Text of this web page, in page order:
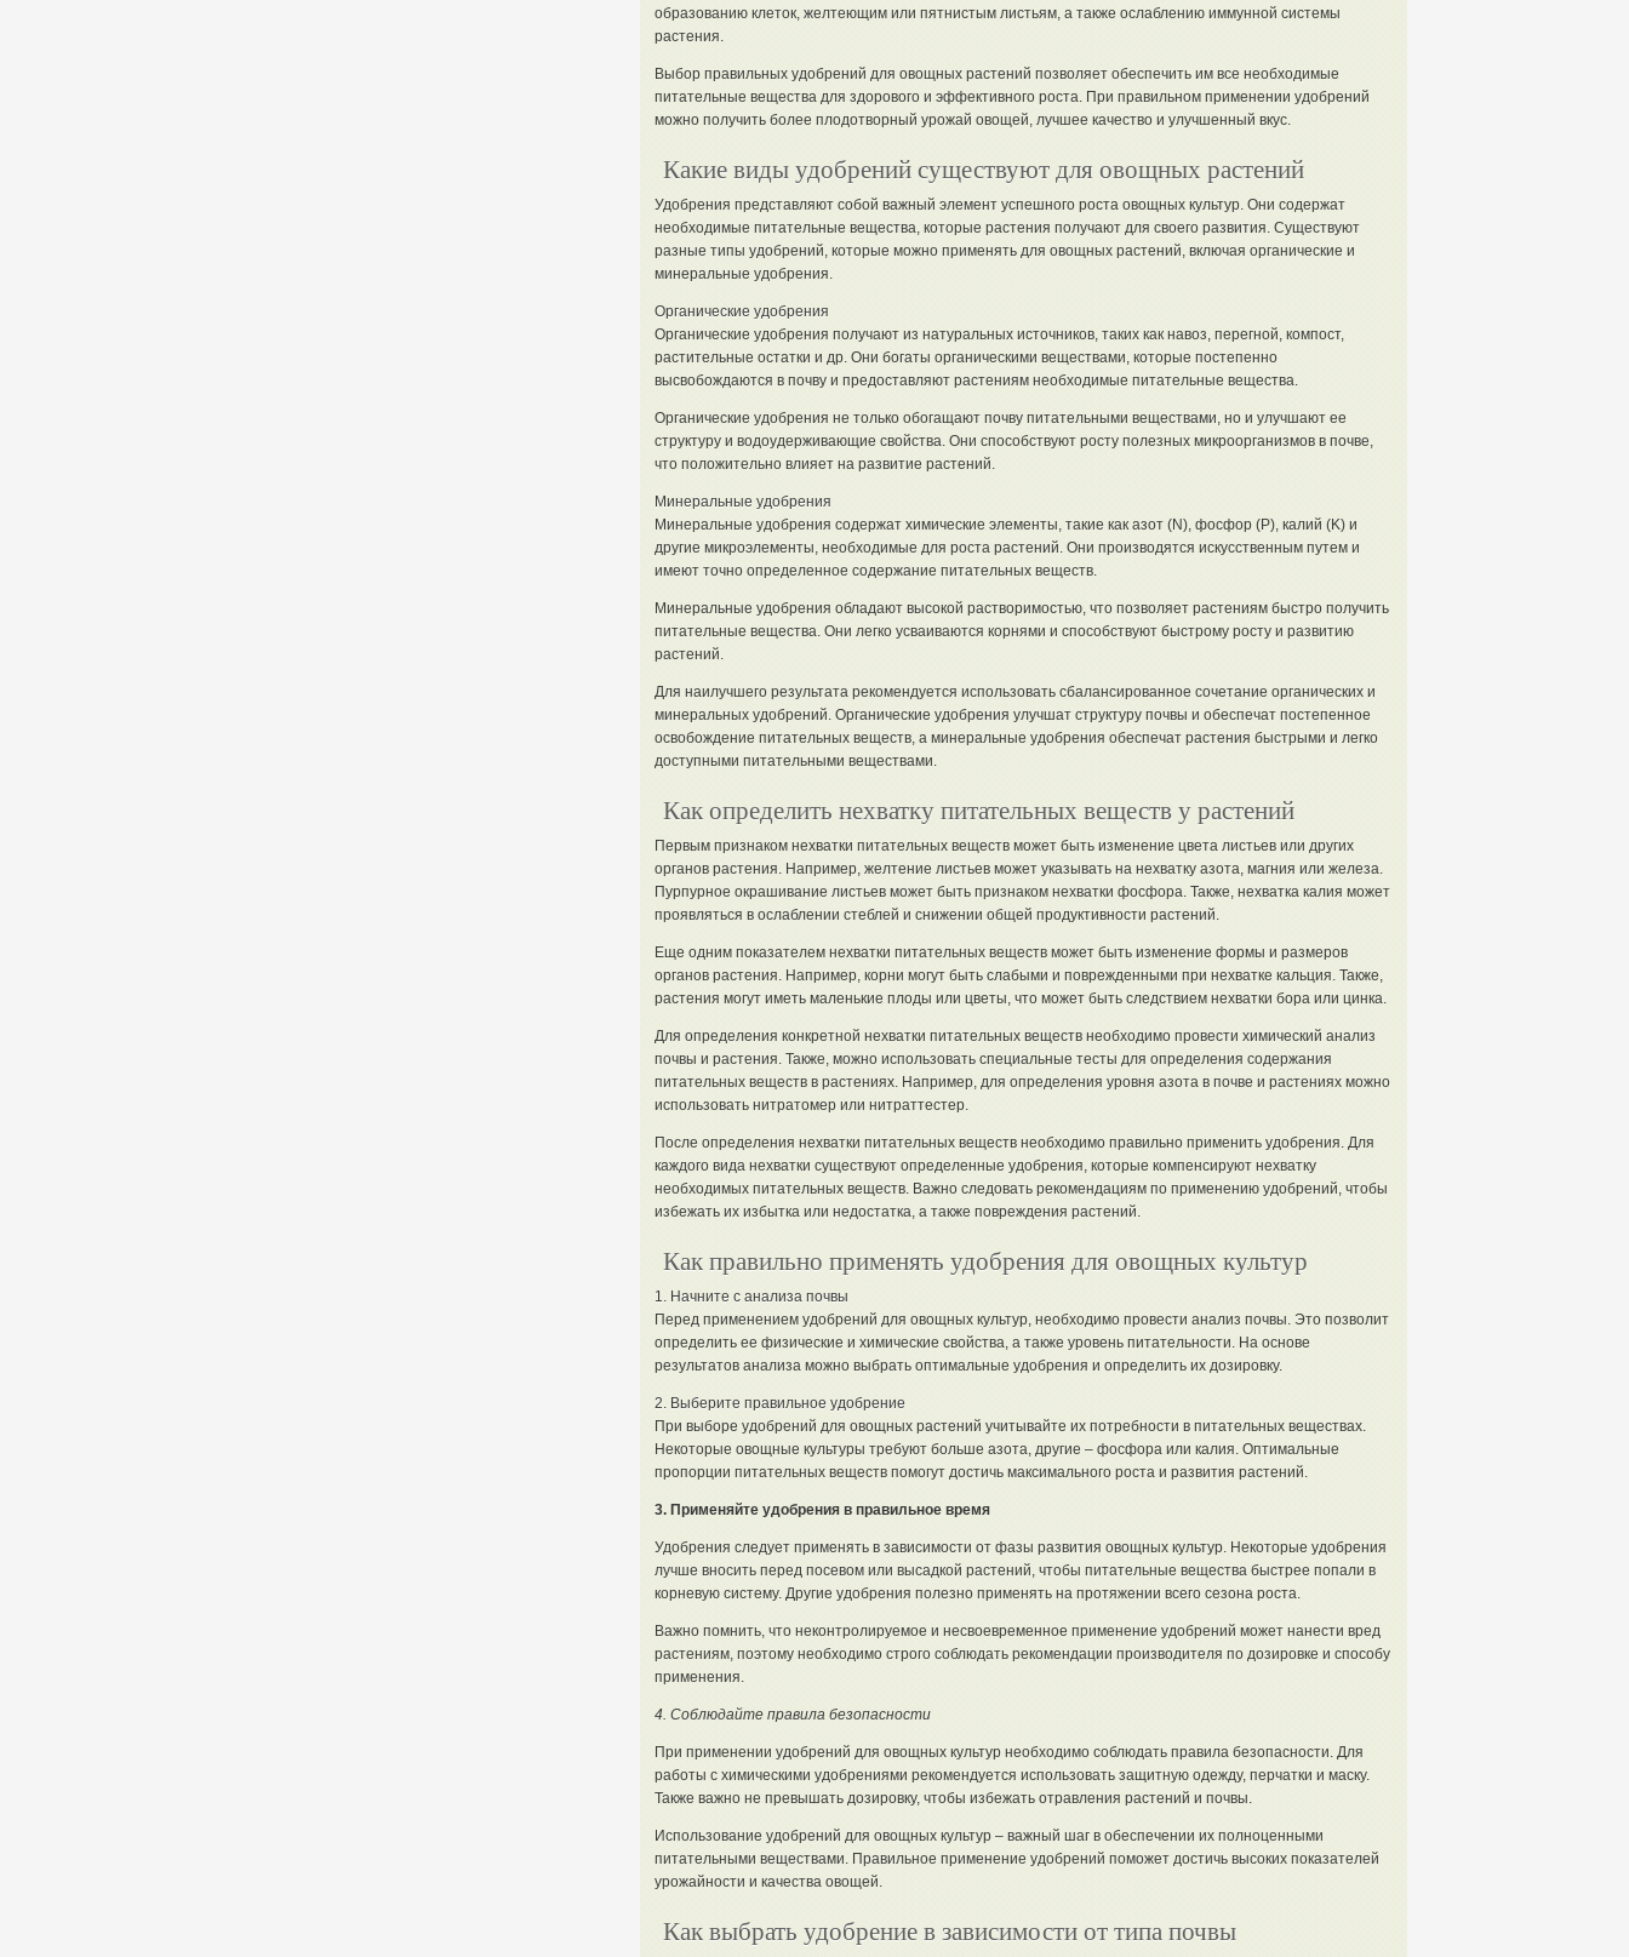
образованию клеток, желтеющим или пятнистым листьям, а также ослаблению иммунной системы
растения.
Выбор правильных удобрений для овощных растений позволяет обеспечить им все необходимые
питательные вещества для здорового и эффективного роста. При правильном применении удобрений
можно получить более плодотворный урожай овощей, лучшее качество и улучшенный вкус.
Какие виды удобрений существуют для овощных растений
Удобрения представляют собой важный элемент успешного роста овощных культур. Они содержат
необходимые питательные вещества, которые растения получают для своего развития. Существуют
разные типы удобрений, которые можно применять для овощных растений, включая органические и
минеральные удобрения.
Органические удобрения
Органические удобрения получают из натуральных источников, таких как навоз, перегной, компост,
растительные остатки и др. Они богаты органическими веществами, которые постепенно
высвобождаются в почву и предоставляют растениям необходимые питательные вещества.
Органические удобрения не только обогащают почву питательными веществами, но и улучшают ее
структуру и водоудерживающие свойства. Они способствуют росту полезных микроорганизмов в почве,
что положительно влияет на развитие растений.
Минеральные удобрения
Минеральные удобрения содержат химические элементы, такие как азот (N), фосфор (P), калий (K) и
другие микроэлементы, необходимые для роста растений. Они производятся искусственным путем и
имеют точно определенное содержание питательных веществ.
Минеральные удобрения обладают высокой растворимостью, что позволяет растениям быстро получить
питательные вещества. Они легко усваиваются корнями и способствуют быстрому росту и развитию
растений.
Для наилучшего результата рекомендуется использовать сбалансированное сочетание органических и
минеральных удобрений. Органические удобрения улучшат структуру почвы и обеспечат постепенное
освобождение питательных веществ, а минеральные удобрения обеспечат растения быстрыми и легко
доступными питательными веществами.
Как определить нехватку питательных веществ у растений
Первым признаком нехватки питательных веществ может быть изменение цвета листьев или других
органов растения. Например, желтение листьев может указывать на нехватку азота, магния или железа.
Пурпурное окрашивание листьев может быть признаком нехватки фосфора. Также, нехватка калия может
проявляться в ослаблении стеблей и снижении общей продуктивности растений.
Еще одним показателем нехватки питательных веществ может быть изменение формы и размеров
органов растения. Например, корни могут быть слабыми и поврежденными при нехватке кальция. Также,
растения могут иметь маленькие плоды или цветы, что может быть следствием нехватки бора или цинка.
Для определения конкретной нехватки питательных веществ необходимо провести химический анализ
почвы и растения. Также, можно использовать специальные тесты для определения содержания
питательных веществ в растениях. Например, для определения уровня азота в почве и растениях можно
использовать нитратомер или нитраттестер.
После определения нехватки питательных веществ необходимо правильно применить удобрения. Для
каждого вида нехватки существуют определенные удобрения, которые компенсируют нехватку
необходимых питательных веществ. Важно следовать рекомендациям по применению удобрений, чтобы
избежать их избытка или недостатка, а также повреждения растений.
Как правильно применять удобрения для овощных культур
1. Начните с анализа почвы
Перед применением удобрений для овощных культур, необходимо провести анализ почвы. Это позволит
определить ее физические и химические свойства, а также уровень питательности. На основе
результатов анализа можно выбрать оптимальные удобрения и определить их дозировку.
2. Выберите правильное удобрение
При выборе удобрений для овощных растений учитывайте их потребности в питательных веществах.
Некоторые овощные культуры требуют больше азота, другие – фосфора или калия. Оптимальные
пропорции питательных веществ помогут достичь максимального роста и развития растений.
3. Применяйте удобрения в правильное время
Удобрения следует применять в зависимости от фазы развития овощных культур. Некоторые удобрения
лучше вносить перед посевом или высадкой растений, чтобы питательные вещества быстрее попали в
корневую систему. Другие удобрения полезно применять на протяжении всего сезона роста.
Важно помнить, что неконтролируемое и несвоевременное применение удобрений может нанести вред
растениям, поэтому необходимо строго соблюдать рекомендации производителя по дозировке и способу
применения.
4. Соблюдайте правила безопасности
При применении удобрений для овощных культур необходимо соблюдать правила безопасности. Для
работы с химическими удобрениями рекомендуется использовать защитную одежду, перчатки и маску.
Также важно не превышать дозировку, чтобы избежать отравления растений и почвы.
Использование удобрений для овощных культур – важный шаг в обеспечении их полноценными
питательными веществами. Правильное применение удобрений поможет достичь высоких показателей
урожайности и качества овощей.
Как выбрать удобрение в зависимости от типа почвы